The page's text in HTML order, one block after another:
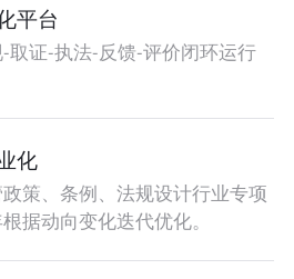
平台
取证-执法-反馈-评价闭环运行
化
策、条例、法规设计行业专项
据动向变化迭代优化。